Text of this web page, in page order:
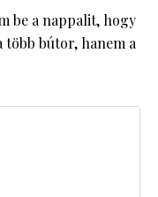
be a nappalit, hogy
több bútor, hanem a